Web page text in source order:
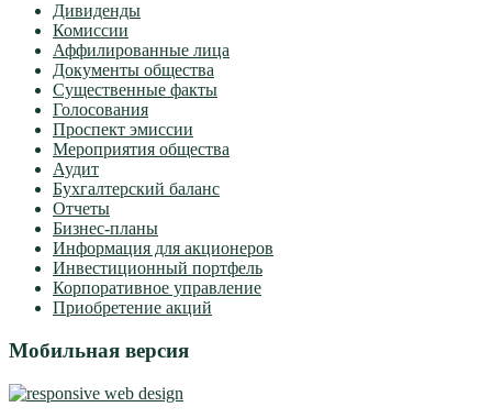
Дивиденды
Комиссии
Аффилированные лица
Документы общества
Существенные факты
Голосования
Проспект эмиссии
Мероприятия общества
Аудит
Бухгалтерский баланс
Отчеты
Бизнес-планы
Информация для акционеров
Инвестиционный портфель
Корпоративное управление
Приобретение акций
Мобильная версия